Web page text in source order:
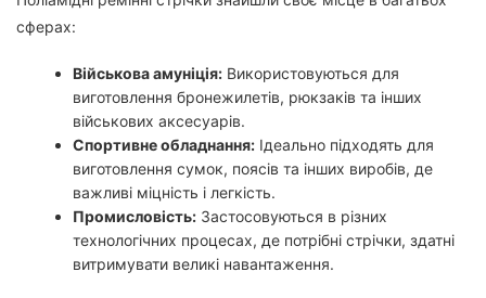
сферах:
Військова амуніція: Використовуються для
виготовлення бронежилетів, рюкзаків та інших
військових аксесуарів.
Спортивне обладнання: Ідеально підходять для
виготовлення сумок, поясів та інших виробів, де
важливі міцність і легкість.
Промисловість: Застосовуються в різних
технологічних процесах, де потрібні стрічки, здатні
витримувати великі навантаження.